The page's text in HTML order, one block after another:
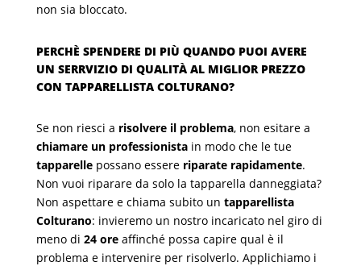
non sia bloccato.
PERCHÈ SPENDERE DI PIÙ QUANDO PUOI AVERE
UN SERRVIZIO DI QUALITÀ AL MIGLIOR PREZZO
CON TAPPARELLISTA COLTURANO?
Se non riesci a risolvere il problema, non esitare a
chiamare un professionistain modo che le tue
tapparellepossano essere riparate rapidamente.
Non vuoi riparare da solo la tapparella danneggiata?
Non aspettare e chiama subito un tapparellista
Colturano: invieremo un nostro incaricato nel giro di
meno di 24 oreaffinché possa capire qual è il
problema e intervenire per risolverlo. Applichiamo i